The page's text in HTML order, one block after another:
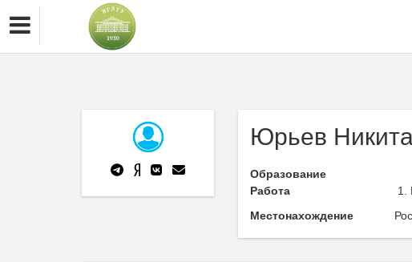
Юрьев
Образование
Работа
Местонахождение